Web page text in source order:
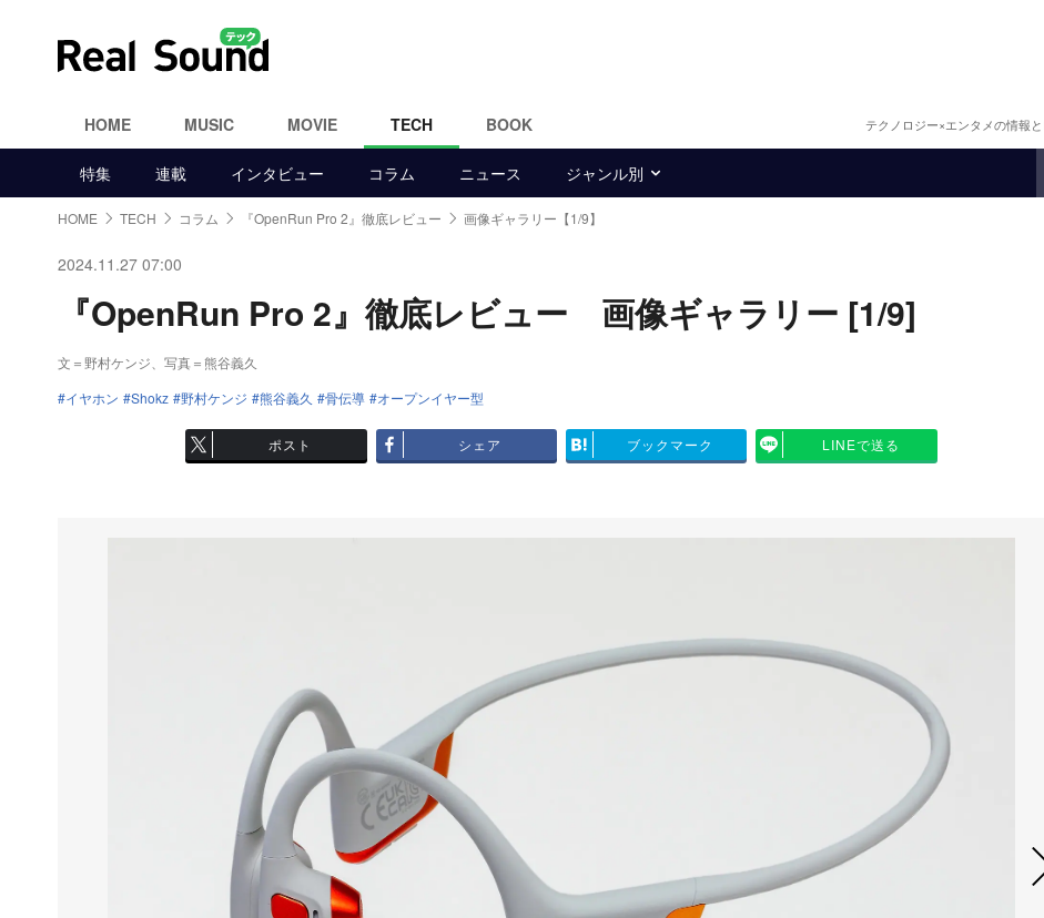
HOME MUSIC MOVIE TECH BOOK テクノロジー×エンタメの情報
特集 連載 インタビュー コラム ニュース ジャンル別
HOME TECH コラム 『OpenRun Pro 2』徹底レビュー 画像ギャラリー【1/9】
2024.11.27 07:00
『OpenRun Pro 2』徹底レビュー 画像ギャラリー [1/9]
文＝野村ケンジ、写真＝熊谷義久
イヤホン
Shokz 野村ケンジ 熊谷義久 骨伝導 オープンイヤー型
ポスト シェア ブックマーク LINEで送る